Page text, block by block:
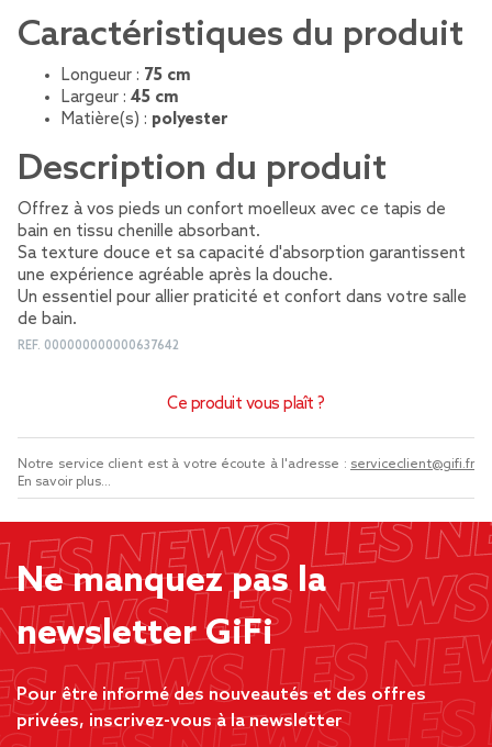
Caractéristiques du produit
Longueur : 75 cm
Largeur : 45 cm
Matière(s) : polyester
Description du produit
Offrez à vos pieds un confort moelleux avec ce tapis de
bain en tissu chenille absorbant.
Sa texture douce et sa capacité d'absorption garantissent
une expérience agréable après la douche.
Un essentiel pour allier praticité et confort dans votre salle
de bain.
REF. 000000000000637642
Ce produit vous plaît ?
Notre service client est à votre écoute à l'adresse : serviceclient@gifi.fr
En savoir plus...
Ne manquez pas la
newsletter GiFi
Pour être informé des nouveautés et des offres
privées, inscrivez-vous à la newsletter